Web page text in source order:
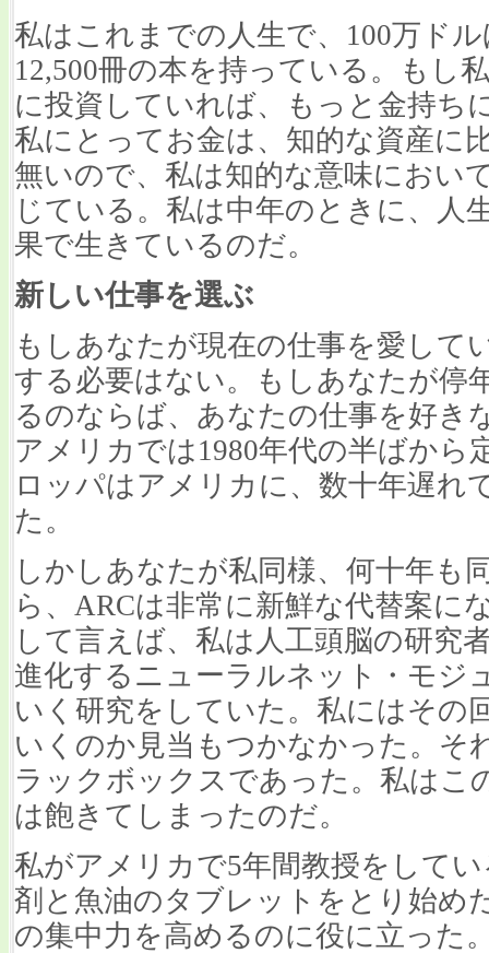
私はこれまでの人生で、100万ド
12,500冊の本を持っている。もし
に投資していれば、もっと金持ち
私にとってお金は、知的な資産に
無いので、私は知的な意味におい
じている。私は中年のときに、人
果で生きているのだ。
新しい仕事を選ぶ
もしあなたが現在の仕事を愛して
する必要はない。もしあなたが停
るのならば、あなたの仕事を好き
アメリカでは1980年代の半ばから
ロッパはアメリカに、数十年遅れ
た。
しかしあなたが私同様、何十年も
ら、ARCは非常に新鮮な代替案に
して言えば、私は人工頭脳の研究
進化するニューラルネット・モジ
いく研究をしていた。私にはその
いくのか見当もつかなかった。そ
ラックボックスであった。私はこ
は飽きてしまったのだ。
私がアメリカで5年間教授をして
剤と魚油のタブレットをとり始め
の集中力を高めるのに役に立った